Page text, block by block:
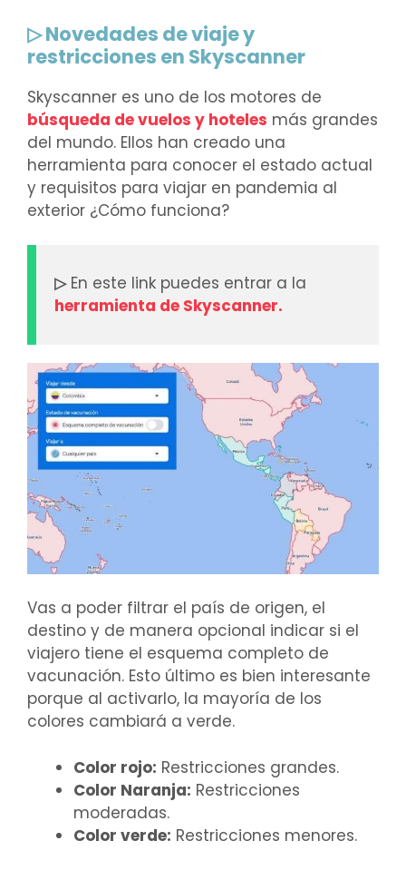
▷ Novedades de viaje y
restricciones en Skyscanner
Skyscanner es uno de los motores de
búsqueda de vuelos y hoteles más grandes
del mundo. Ellos han creado una
herramienta para conocer el estado actual
y requisitos para viajar en pandemia al
exterior ¿Cómo funciona?
▷En este link puedes entrar a la
herramienta de Skyscanner.
Vas a poder filtrar el país de origen, el
destino y de manera opcional indicar si el
viajero tiene el esquema completo de
vacunación. Esto último es bien interesante
porque al activarlo, la mayoría de los
colores cambiará a verde.
Color rojo: Restricciones grandes.
Color Naranja: Restricciones
moderadas.
Color verde: Restricciones menores.